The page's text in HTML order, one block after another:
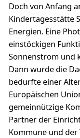
Doch von Anfang
Kindertagesstätte
Energien. Eine
einstöckigen
Sonnenstrom und
Dann wurde die
bedurfte einer
Europäischen
gemeinnützige
Partner der
Kommune und der